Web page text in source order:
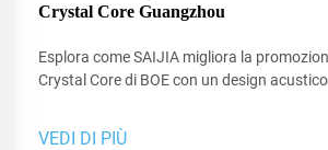
Crystal Core Guangzhou
Esplora come SAIJIA migliora la
Crystal Core di BOE con un design
VEDI DI PIÙ